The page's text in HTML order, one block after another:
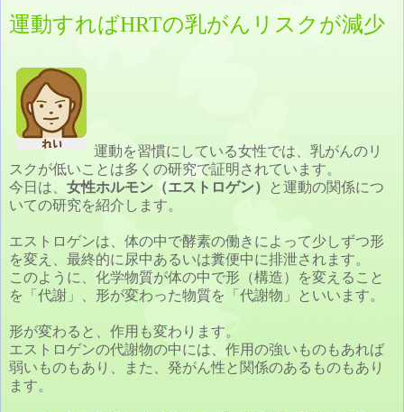
運動すればHRTの乳がんリスクが減少
運動を習慣にしている女性では、乳がんのリ
スクが低いことは多くの研究で証明されています。
今日は、 女性ホルモン（エストロゲン）
と運動の関係につ
いての研究を紹介します。
エストロゲンは、体の中で酵素の働きによって少しずつ形
を変え、最終的に尿中あるいは糞便中に排泄されます。
このように、化学物質が体の中で形（構造）を変えること
を「代謝」、形が変わった物質を「代謝物」といいます。
形が変わると、作用も変わります。
エストロゲンの代謝物の中には、作用の強いものもあれば
弱いものもあり、また、発がん性と関係のあるものもあり
ます。